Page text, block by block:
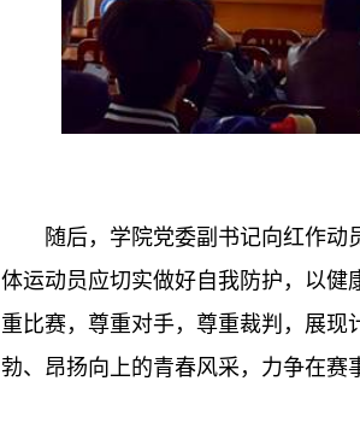
随后，学院党委副书记向红作
体运动员应切实做好自我防护，以
重比赛，尊重对手，尊重裁判，展
勃、昂扬向上的青春风采，力争在